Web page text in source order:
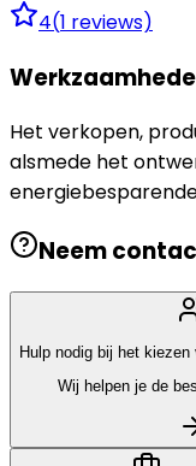
4(1 reviews)
Het verkopen,
alsmede het
Neem
Hulp nodig bij het
Wij helpen je de